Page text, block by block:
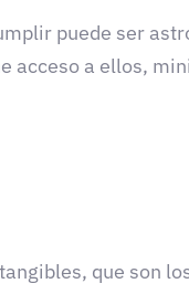
puede ser
acceso a ellos,
que son